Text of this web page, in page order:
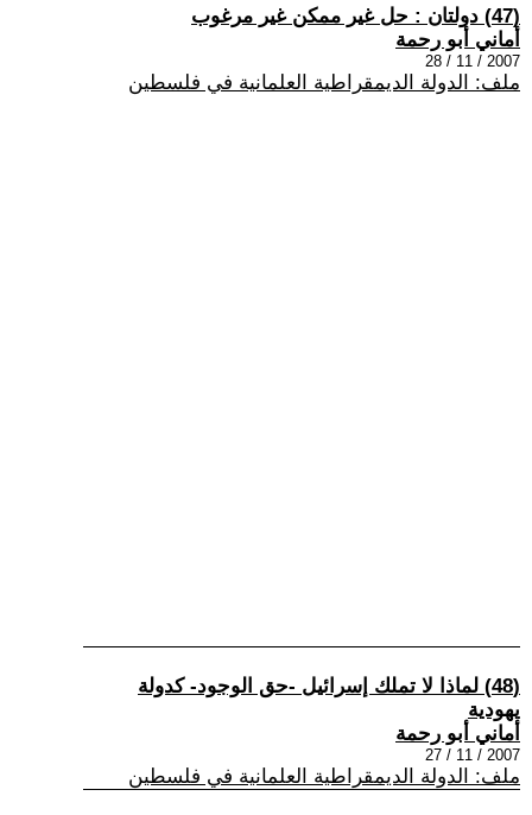
(47) دولتان : حل غير ممكن غير مرغوب
أماني أبو رحمة
2007 / 11 / 28
ملف: الدولة الديمقراطية العلمانية في فلسطين
(48) لماذا لا تملك إسرائيل -حق الوجود- كدولة
يهودية
أماني أبو رحمة
2007 / 11 / 27
ملف: الدولة الديمقراطية العلمانية في فلسطين